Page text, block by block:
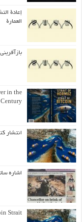
إعادة
العمارة
in the
انتشار
اشاره
Strait